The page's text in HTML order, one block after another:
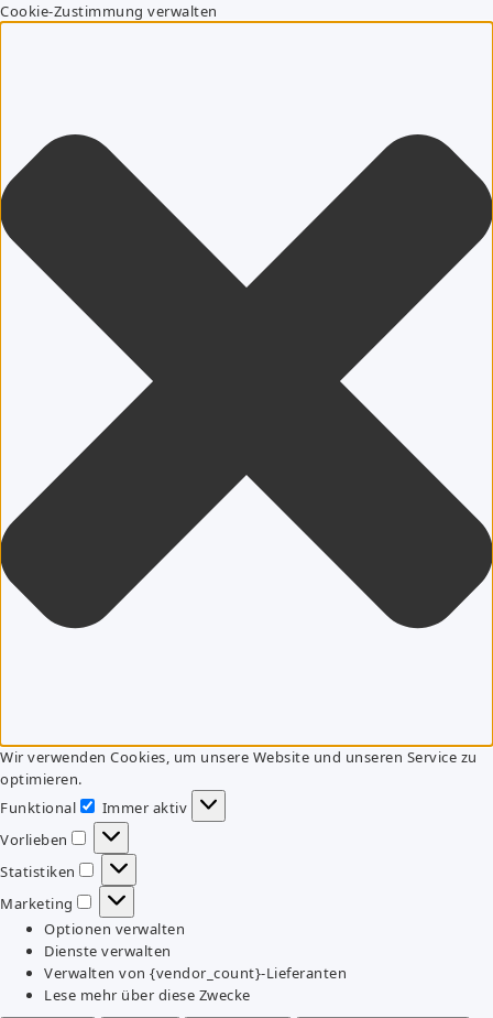
Cookie-Zustimmung verwalten
Wir verwenden Cookies, um unsere Website und unseren Service zu
optimieren.
Funktional
Funktional
Immer aktiv
Vorlieben
Vorlieben
Statistiken
Statistiken
Marketing
Marketing
Optionen verwalten
Dienste verwalten
Verwalten von {vendor_count}-Lieferanten
Lese mehr über diese Zwecke